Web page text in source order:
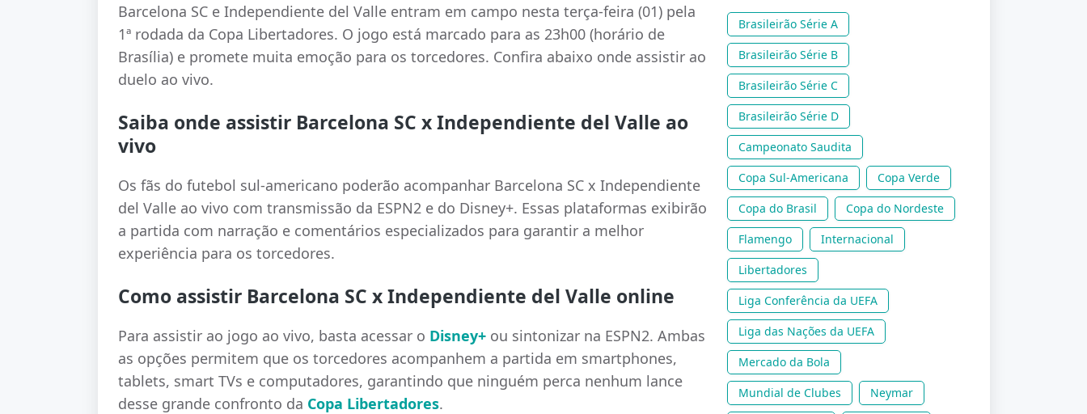
Barcelona SC e Independiente del Valle entram em campo nesta terça-feira (01) pela
1ª rodada da Copa Libertadores. O jogo está marcado para as 23h00 (horário de
Brasília) e promete muita emoção para os torcedores. Confira abaixo onde assistir ao
duelo ao vivo.
Saiba onde assistir Barcelona SC x Independiente del Valle ao
vivo
Os fãs do futebol sul-americano poderão acompanhar Barcelona SC x Independiente
del Valle ao vivo com transmissão da ESPN2 e do Disney+. Essas plataformas exibirão
a partida com narração e comentários especializados para garantir a melhor
experiência para os torcedores.
Como assistir Barcelona SC x Independiente del Valle online
Para assistir ao jogo ao vivo, basta acessar o Disney+ou sintonizar na ESPN2. Ambas
as opções permitem que os torcedores acompanhem a partida em smartphones,
tablets, smart TVs e computadores, garantindo que ninguém perca nenhum lance
desse grande confronto da Copa Libertadores.
Brasileirão Série A
Brasileirão Série B
Brasileirão Série C
Brasileirão Série D
Campeonato Saudita
Copa Sul-Americana
Copa Verde
Copa do Brasil
Copa do Nordeste
Flamengo
Internacional
Libertadores
Liga Conferência da UEFA
Liga das Nações da UEFA
Mercado da Bola
Mundial de Clubes
Neymar